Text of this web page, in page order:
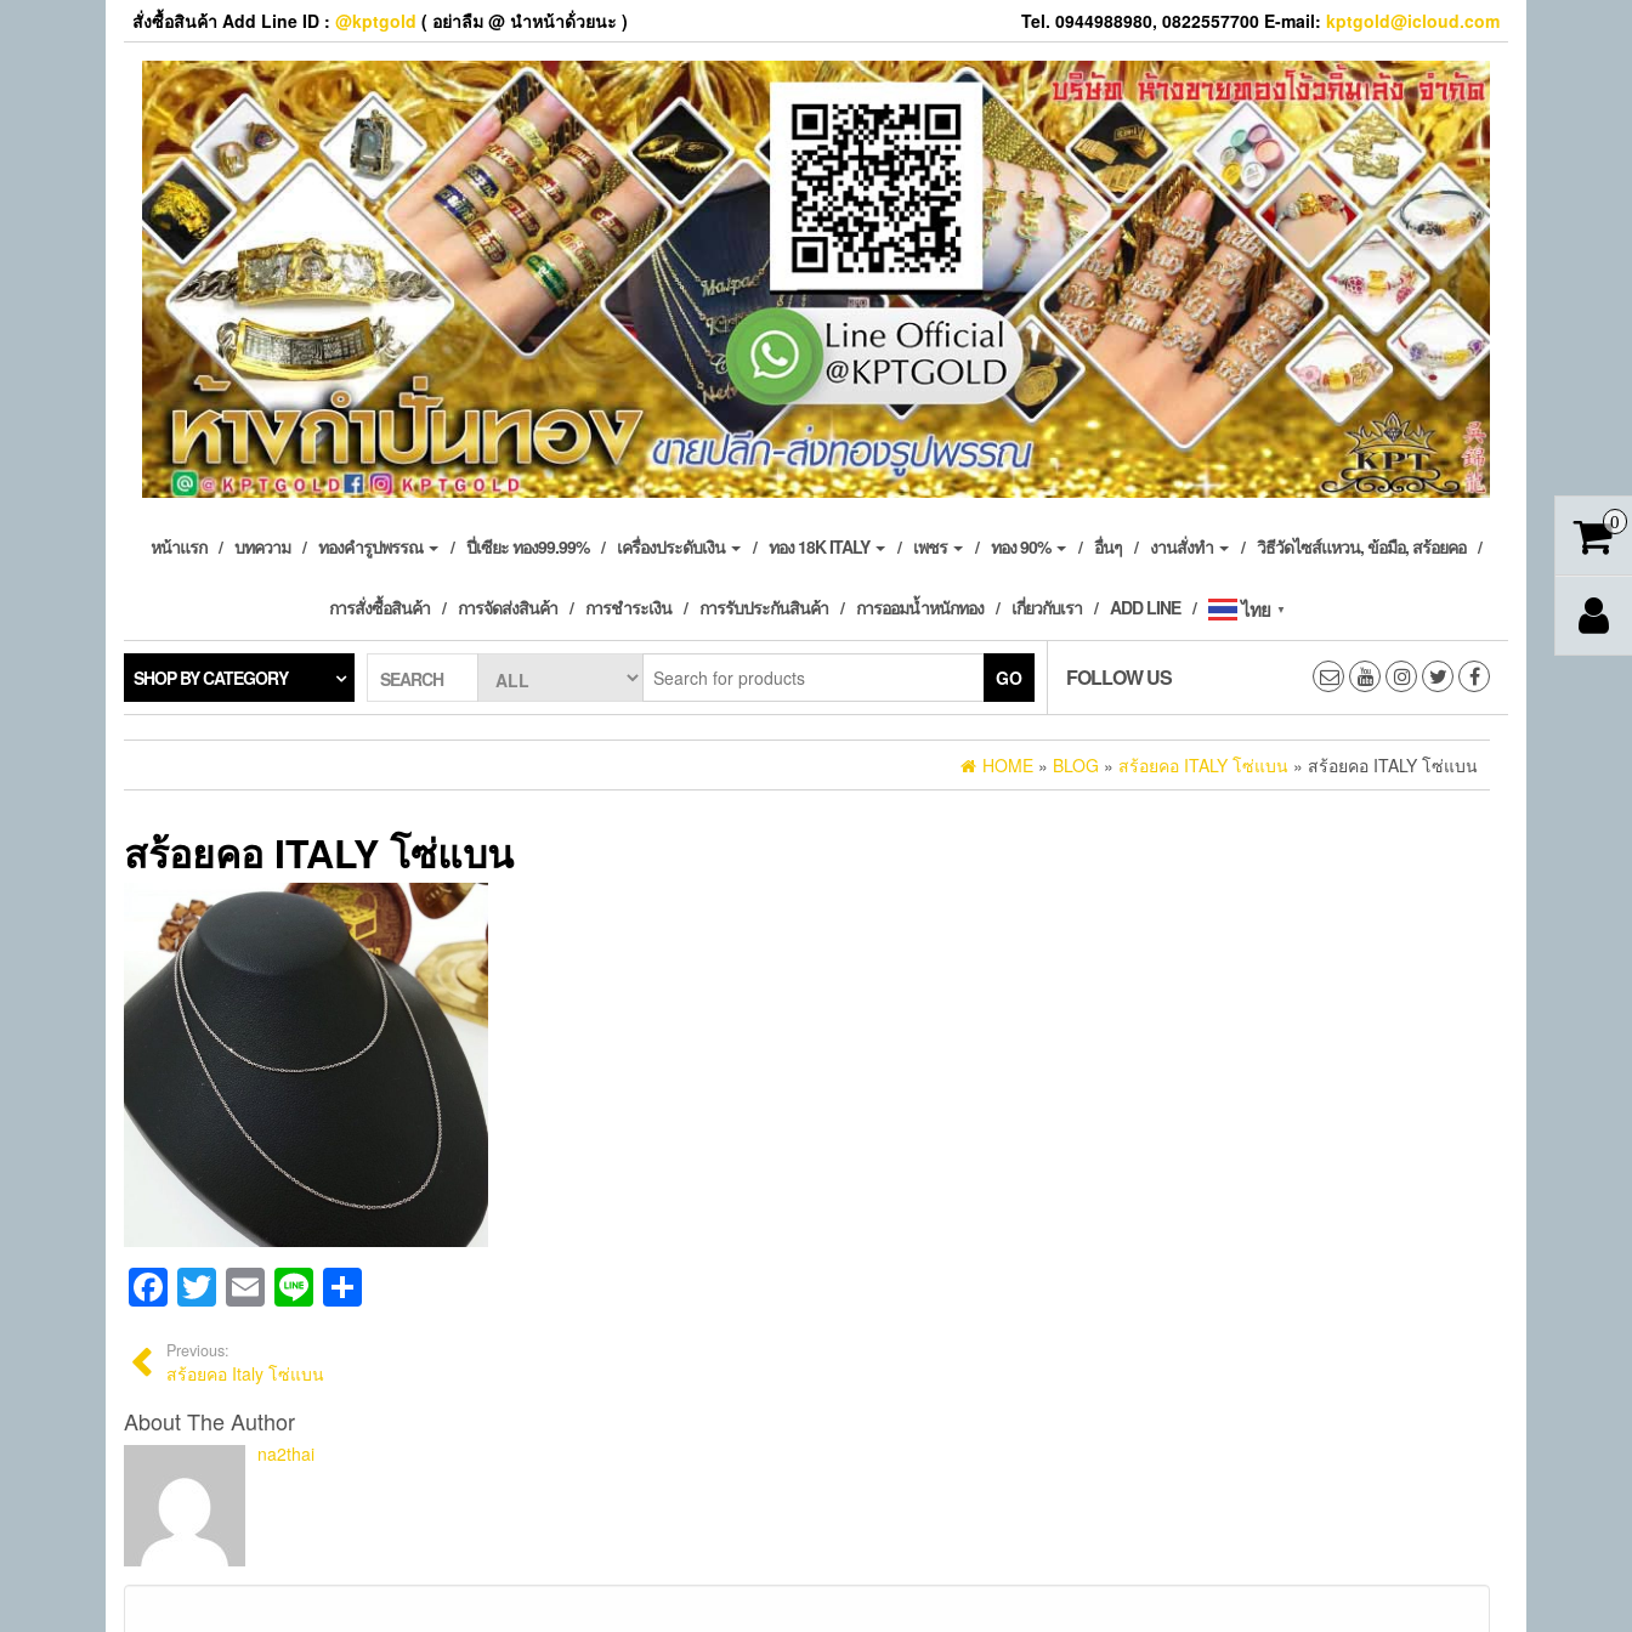
สั่งซื้อสินค้า Add Line ID : @kptgold ( อย่าลืม @ นำหน้าด้่วยนะ ) Tel. 0944988980, 0822557700 E-mail: kptgold@icloud.com
หน้าแรก บทความ ทองคำรูปพรรณ ปี่เซียะ ทอง99.99% เครื่องประดับเงิน ทอง 18K ITALY เพชร ทอง 90% อื่นๆ งานสั่งทำ วิธีวัดไซส์แหวน, ข้อมือ, สร้อยคอ
การสั่งซื้อสินค้า การจัดส่งสินค้า การชำระเงิน การรับประกันสินค้า การออมน้ำหนักทอง เกี่ยวกับเรา ADD LINE ไทย ▼
SHOP BY CATEGORY SEARCH GO FOLLOW US
HOME » BLOG » สร้อยคอ ITALY โซ่แบน » สร้อยคอ ITALY โซ่แบน
สร้อยคอ ITALY โซ่แบน
Facebook
Twitter
Email
Line
Previous:
สร้อยคอ Italy โซ่แบน
About The Author
na2thai
0